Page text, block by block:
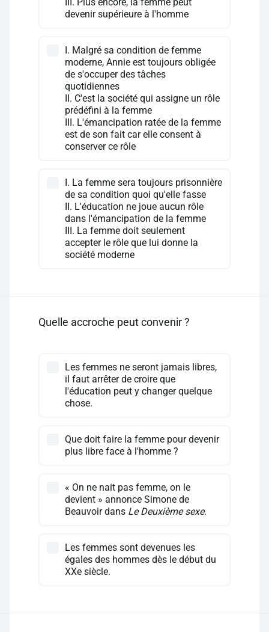
devenir supérieure à l'homme
I. Malgré sa condition de femme
moderne, Annie est toujours obligée
de s'occuper des tâches
quotidiennes
II. C'est la société qui assigne un rôle
prédéfini à la femme
III. L'émancipation ratée de la femme
est de son fait car elle consent à
conserver ce rôle
I. La femme sera toujours prisonnière
de sa condition quoi qu'elle fasse
II. L'éducation ne joue aucun rôle
dans l'émancipation de la femme
III. La femme doit seulement
accepter le rôle que lui donne la
société moderne
Quelle accroche peut convenir ?
Les femmes ne seront jamais libres,
il faut arrêter de croire que
l'éducation peut y changer quelque
chose.
Que doit faire la femme pour devenir
plus libre face à l'homme ?
« On ne nait pas femme, on le
devient » annonce Simone de
Beauvoir dans Le Deuxième sexe.
Les femmes sont devenues les
égales des hommes dès le début du
XXe siècle.